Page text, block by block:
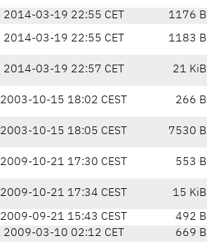
2014-03-19 22:55 CET
1176 B
2014-03-19 22:55 CET 1183 B
2014-03-19 22:57 CET 21 KiB
2003-10-15 18:02 CEST 266 B
2003-10-15 18:05 CEST 7530 B
2009-10-21 17:30 CEST 553 B
2009-10-21 17:34 CEST 15 KiB
2009-09-21 15:43 CEST
492 B
2009-03-10 02:12 CET
669 B